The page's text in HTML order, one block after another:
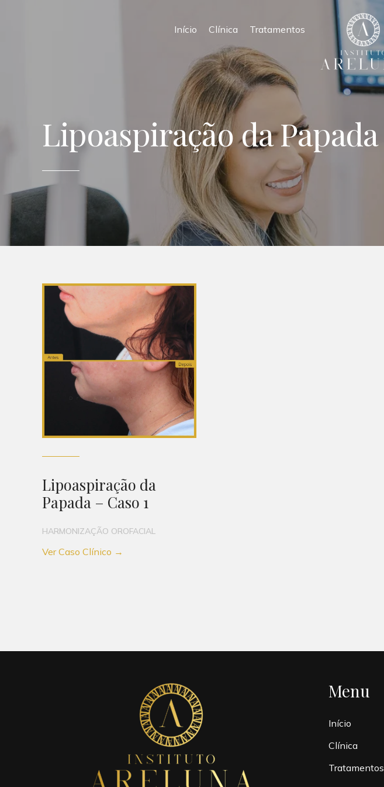
Início Clínica Tratamentos
Lipoaspiração da Papada
Lipoaspiração da
Papada – Caso 1
HARMONIZAÇÃO OROFACIAL
Ver Caso Clínico →
Menu
Início
Clínica
Tratamentos